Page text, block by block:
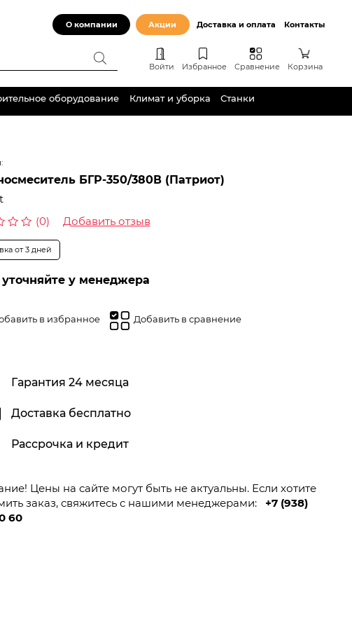
О компании Акции Доставка и оплата Контакты
Войти Избранное Сравнение Корзина
оборудование Климат и уборка Станки
БГР-350/380В (Патриот)
(0) Добавить отзыв
от 3 дней
у менеджера
в избранное Добавить в сравнение
Гарантия 24 месяца
Доставка бесплатно
Рассрочка и кредит
Цены на сайте могут быть не актуальны. Если хотите
заказ, свяжитесь с нашими менеджерами:
+7 (938)
60